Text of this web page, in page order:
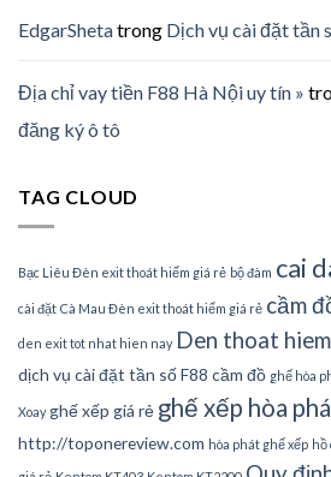
EdgarShetatrong Dịch vụ cài đặt tần
Địa chỉ vay tiền F88 Hà Nội uy tín »
đăng ký ô tô
TAG CLOUD
Bạc Liêu Đèn exit thoát hiểm giá rẻ bộ đàm cai
cài đặt Cà Mau Đèn exit thoát hiểm giá rẻ cầm
den exit tot nhat hien nay Den thoat hiem
dịch vụ cài đặt tần sốF88 cầm đồ ghế hòa
Xoay ghế xếp giá rẻ ghế xếp hòa
http://toponereview.com hòa phát ghế xếp hồ